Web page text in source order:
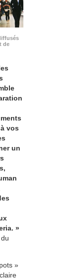
de
vos
un
»
»